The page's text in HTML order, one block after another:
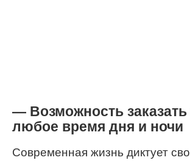
— Возможность
любое время дня и ночи
Современная жизнь диктует